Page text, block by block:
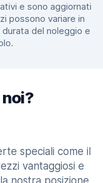
e sono aggiornati
possono variare in
del noleggio e
speciali come il
vantaggiosi e
nostra posizione